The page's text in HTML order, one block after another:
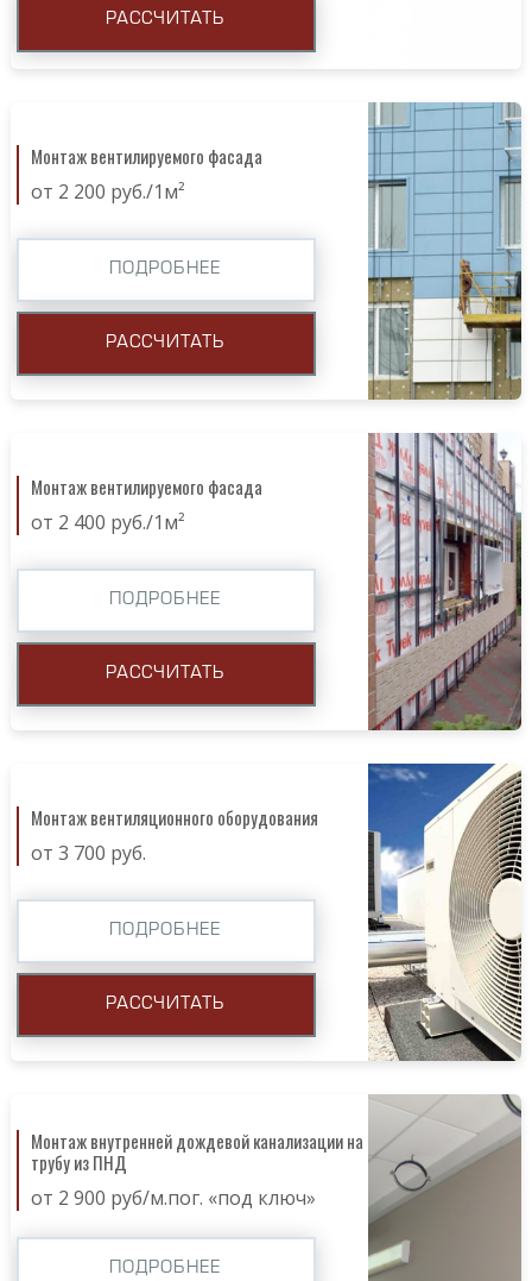
РАССЧИТАТЬ
Монтаж вентилируемого фасада
от 2 200 руб./1м²
ПОДРОБНЕЕ
РАССЧИТАТЬ
Монтаж вентилируемого фасада
от 2 400 руб./1м²
ПОДРОБНЕЕ
РАССЧИТАТЬ
Монтаж вентиляционного оборудования
от 3 700 руб.
ПОДРОБНЕЕ
РАССЧИТАТЬ
Монтаж внутренней дождевой канализации на
трубу из ПНД
от 2 900 руб/м.пог. «под ключ»
ПОДРОБНЕЕ